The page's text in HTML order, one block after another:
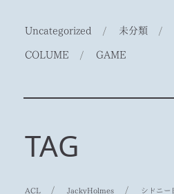
Uncategorized / 未分類 /
COLUME / GAME
TAG
ACL /JackyHolmes / シドニー